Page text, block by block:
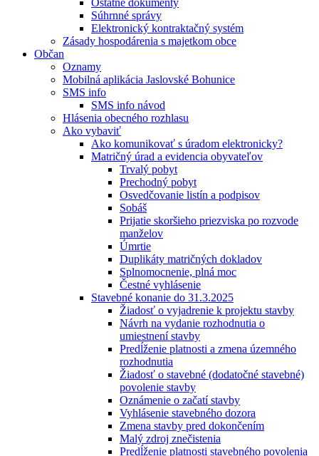
Ostatné dokumenty
Súhrnné správy
Elektronický kontraktačný systém
Zásady hospodárenia s majetkom obce
Občan
Oznamy
Mobilná aplikácia Jaslovské Bohunice
SMS info
SMS info návod
Hlásenia obecného rozhlasu
Ako vybaviť
Ako komunikovať s úradom elektronicky?
Matričný úrad a evidencia obyvateľov
Trvalý pobyt
Prechodný pobyt
Osvedčovanie listín a podpisov
Sobáš
Prijatie skoršieho priezviska po rozvode
manželov
Úmrtie
Duplikáty matričných dokladov
Splnomocnenie, plná moc
Čestné vyhlásenie
Stavebné konanie do 31.3.2025
Žiadosť o vyjadrenie k projektu stavby
Návrh na vydanie rozhodnutia o
umiestnení stavby
Predĺženie platnosti a zmena územného
rozhodnutia
Žiadosť o stavebné (dodatočné stavebné)
povolenie stavby
Oznámenie o začatí stavby
Vyhlásenie stavebného dozora
Zmena stavby pred dokončením
Malý zdroj znečistenia
Predĺženie platnosti stavebného povolenia